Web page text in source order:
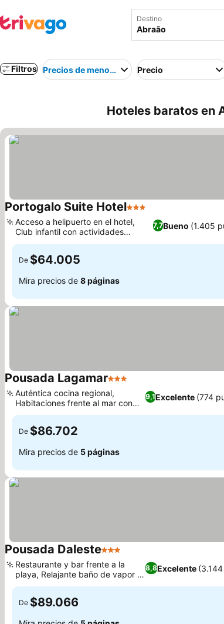
Destino
Filtros Precios de menor a mayorPrecio
Hoteles baratos en
Portogalo Suite Hotel3 Estrellas
7,7Bueno (1.405
Acceso a helipuerto en el hotel,
Club infantil con actividades
divertidas
De $64.005
Mira precios de 8 páginas
Pousada Lagamar3 Estrellas
9,1Excelente (774
Auténtica cocina regional,
Habitaciones frente al mar con
hamacas
De $86.702
Mira precios de 5 páginas
Pousada Daleste3 Estrellas
8,8Excelente
Restaurante y bar frente a la
playa, Relajante baño de vapor y
sauna
De $89.066